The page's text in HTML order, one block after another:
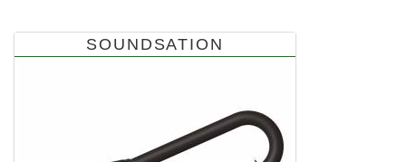
SOUNDSATION